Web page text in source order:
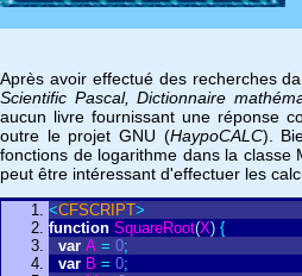
Après avoir effectué des recherches
Scientific Pascal, Dictionnaire
aucun livre fournissant une réponse
outre le projet GNU (HaypoCALC).
fonctions de logarithme dans la classe
peut être intéressant d'effectuer les
<CFSCRIPT>
function SquareRoot(X) {
var A = 0;
var B = 0;